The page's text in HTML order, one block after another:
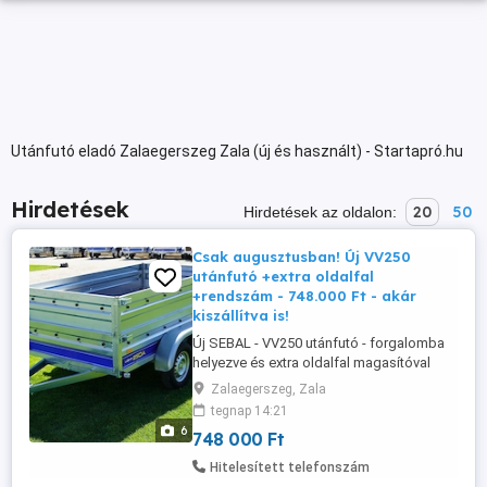
Utánfutó eladó Zalaegerszeg Zala (új és használt) - Startapró.hu
Hirdetések Hirdetések az oldalon: 20 50
6
Csak augusztusban! Új VV250
utánfutó +extra oldalfal
+rendszám - 748.000 Ft - akár
kiszállítva is!
Új SEBAL - VV250 utánfutó - forgalomba
helyezve és extra oldalfal magasítóval
most bruttó 748.000 Ft GYÁRTÓ: VESTA - 3
ÉV GARANCIA! KIVITEL: 2 TENGELYES
UTÁNFUTÓ ÖSSZTÖMEG: 750 KG
ÖNSÚLY: 230 KG TEHERBÍRÁS: 520 KG
MÉRET: 250 X 135 X 37 CM (FÉM
Zalaegerszeg, Zala
tegnap 14:21
748 000 Ft
Hitelesített telefonszám